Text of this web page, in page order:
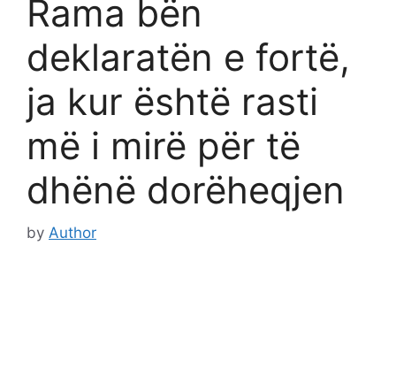
Rama bën
deklaratën e fortë,
ja kur është rasti
më i mirë për të
dhënë dorëheqjen
by Author